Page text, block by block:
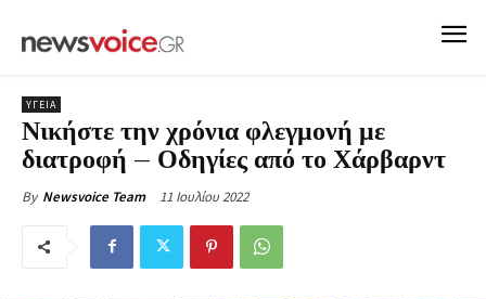
ΥΓΕΙΑ
Νικήστε την χρόνια φλεγμονή με
διατροφή – Οδηγίες από το Χάρβαρντ
By Newsvoice Team 11 Ιουλίου 2022